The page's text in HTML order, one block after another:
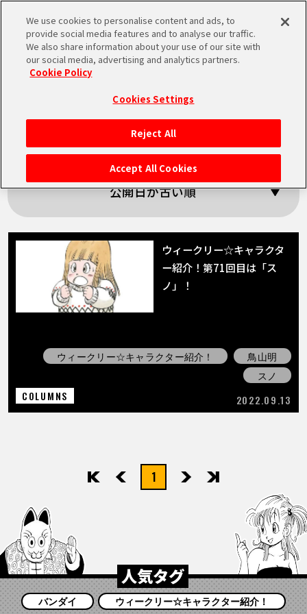
MEN
HOME
NEWS
RANKING
MOVIE
COLUMNS
ABOUT
LANGUAGE
「スノ」の検索結果
公開日が古い順
ウィークリー☆キャラクタ
ー紹介！第71回目は「ス
ノ」！
ウィークリー☆キャラクター紹介！
鳥山明
スノ
COLUMNS
2022.09.13
先頭 前へ1 次へ最後
人気タグ
バンダイ ウィークリー☆キャラクター紹介！
We use cookies to personalise content and ads, to
provide social media features and to analyse our traffic.
We also share information about your use of our site with
our social media, advertising and analytics partners.
Cookie Policy
Cookies Settings
Reject All
Accept All Cookies